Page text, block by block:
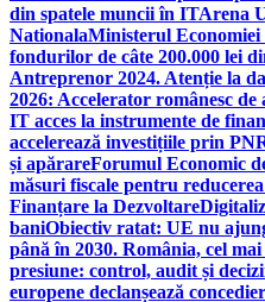
din spatele muncii în ITArena
NationalaMinisterul Economiei
fondurilor de câte 200.000 lei
Antreprenor 2024. Atenție la
2026: Accelerator românesc
IT acces la instrumente de
accelerează investițiile prin
și apărareForumul Economic
măsuri fiscale pentru
Finanțare la Dezvoltare
baniObiectiv ratat: UE nu
până în 2030. România, cel
presiune: control, audit și
europene declanșează